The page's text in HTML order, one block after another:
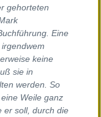
gehorteten
Eine
keine
sie in
werden. So
Weile ganz
er soll, durch die